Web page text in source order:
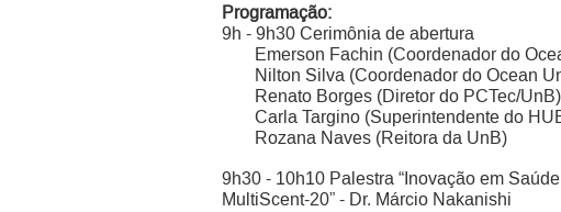
Programação:
9h - 9h30 Cerimônia de abertura
Emerson Fachin (Coordenador do
Nilton Silva (Coordenador do Ocean
Renato Borges (Diretor do PCTec/UnB)
Carla Targino (Superintendente do
Rozana Naves (Reitora da UnB)
9h30 - 10h10 Palestra “⁠Inovação em
MultiScent-20” - Dr. Márcio Nakanishi